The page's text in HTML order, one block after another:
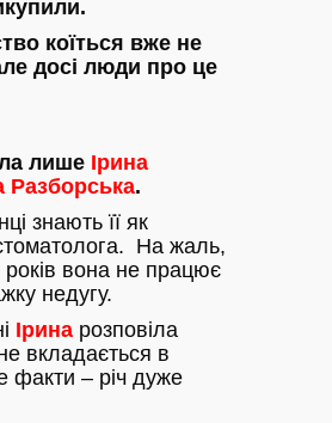
коїться вже не
досі люди про це
лише Ірина
Разборська.
знають її як
На жаль,
років вона не працює
недугу.
Ірина розповіла
вкладається в
факти – річ дуже